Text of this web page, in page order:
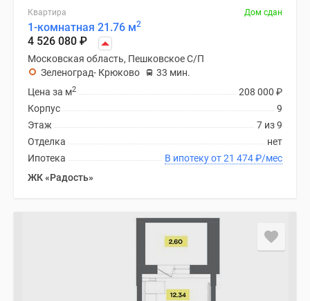
Квартира Дом сдан
1-комнатная 21.76 м2
4 526 080 ₽
Московская область, Пешковское С/П
Зеленоград- Крюково
33 мин.
208 000 ₽
Цена за м2
9
Корпус
7 из 9
Этаж
нет
Отделка
В ипотеку от 21 474₽/мес
Ипотека
ЖК «Радость»